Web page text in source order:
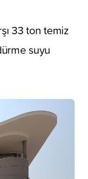
33 ton temiz
suyu